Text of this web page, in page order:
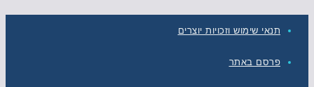
תנאי שימוש וזכויות יוצרים
פרסם באתר